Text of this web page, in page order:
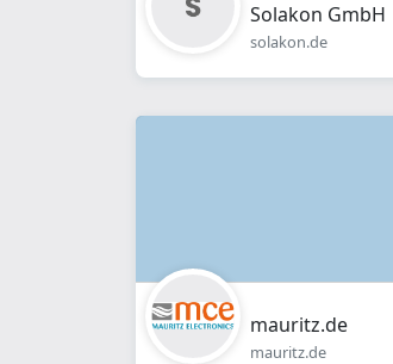
Solakon GmbH
solakon.de
mauritz.de
mauritz.de